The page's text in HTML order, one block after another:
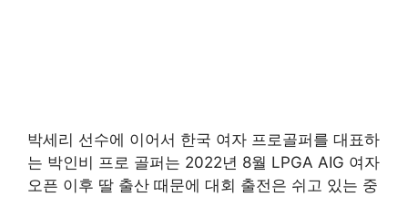
박세리 선수에 이어서 한국 여자 프로골퍼를 대표하
는 박인비 프로 골퍼는 2022년 8월 LPGA AIG 여자
오픈 이후 딸 출산 때문에 대회 출전은 쉬고 있는 중